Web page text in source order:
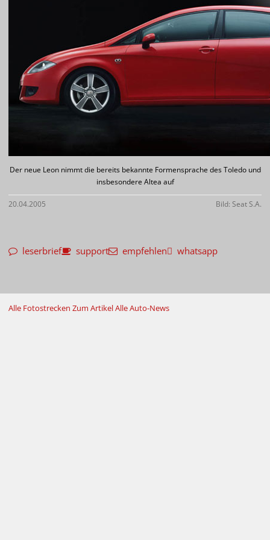
Der neue Leon nimmt die bereits bekannte Formensprache des Toledo und
insbesondere Altea auf
20.04.2005 Bild: Seat S.A.
leserbrief support empfehlen whatsapp
Alle Fotostrecken Zum ArtikelAlle Auto-News